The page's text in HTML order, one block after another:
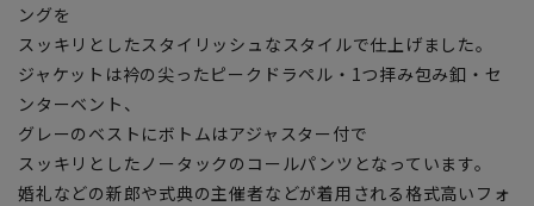
ングを
スッキリとしたスタイリッシュなスタイルで仕上げました。
ジャケットは衿の尖ったピークドラペル・1つ拝み包み釦・セ
ンターベント、
グレーのベストにボトムはアジャスター付で
スッキリとしたノータックのコールパンツとなっています。
婚礼などの新郎や式典の主催者などが着用される格式高いフォ